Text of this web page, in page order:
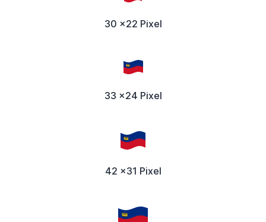
30 x22 Pixel
33 x24 Pixel
42 x31 Pixel